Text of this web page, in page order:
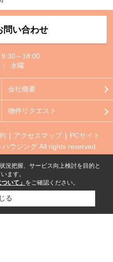
問い合わせ
9:30～18:00
水曜
会社概要
物件リクエスト
アクセスマップ
PCサイト
ウジング All rights reserved.
況把握、サービス向上検討を目的と
ます。
いて」 をご確認ください。
る